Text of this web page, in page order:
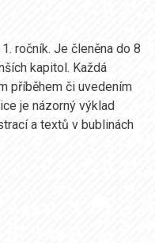
ročník. Je členěna do 8
kapitol. Každá
příběhem či uvedením
je názorný výklad
a textů v bublinách